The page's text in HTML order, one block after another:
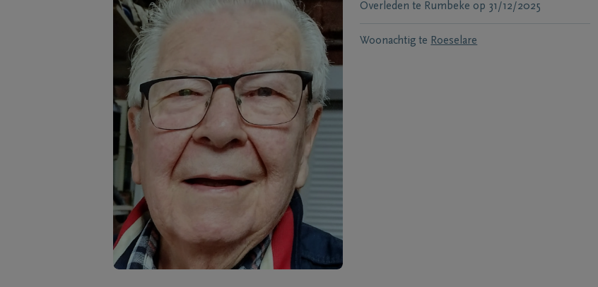
Overleden te Rumbeke op 31/12/2025
Woonachtig te Roeselare